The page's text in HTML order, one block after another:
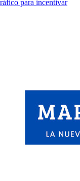
para incentivar